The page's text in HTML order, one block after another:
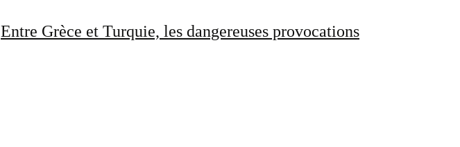
Entre Grèce et Turquie, les dangereuses provocations